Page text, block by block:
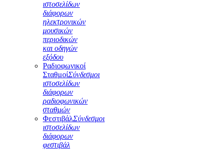
ιστοσελίδων
διάφορων
ηλεκτρονικών
μουσικών
περιοδικών
και οδηγών
εξόδου
Ραδιοφωνικοί
ΣταθμοίΣύνδεσμοι
ιστοσελίδων
διάφορων
ραδιοφωνικών
σταθμών
ΦεστιβάλΣύνδεσμοι
ιστοσελίδων
διάφορων
φεστιβάλ